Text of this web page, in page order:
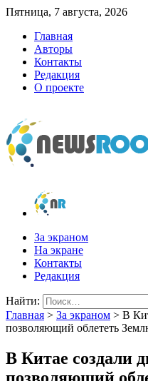
Пятница, 7 августа, 2026
Главная
Авторы
Контакты
Редакция
О проекте
newsroom.su
Новости о новостях
За экраном
На экране
Контакты
Редакция
Найти:
Главная > За экраном > В
позволяющий облететь
В Китае создали